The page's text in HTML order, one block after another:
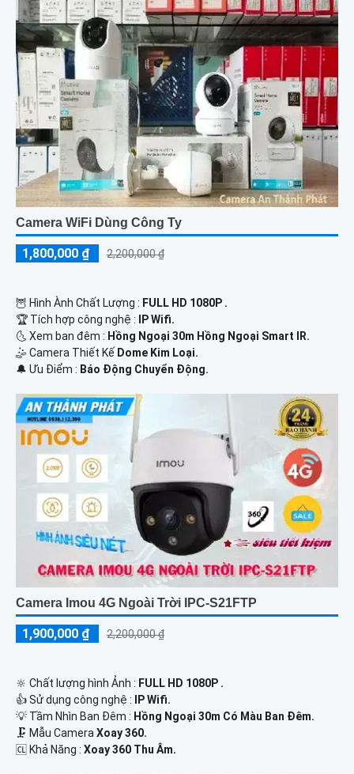
Camera WiFi Dùng Công Ty
1,800,000 ₫ 2,200,000 ₫
🦉 Hình Ành Chất Lượng : FULL HD 1080P .
🏆 Tích hợp công nghệ :
IP Wifi.
🌜 Xem ban đêm : Hồng Ngoại 30m Hồng Ngoại Smart IR.
🤹 Camera Thiết Kế Dome Kim Loại.
️🔔 Ưu Điểm : Báo Động Chuyển Động.
Camera Imou 4G Ngoài Trời IPC-S21FTP
1,900,000 ₫ 2,200,000 ₫
🔆 Chất lượng hình Ảnh : FULL HD 1080P .
👍 Sử dụng công nghệ :
IP Wifi.
💡 Tầm Nhìn Ban Đêm : Hồng Ngoại 30m Có Màu Ban Đêm.
🗜️ Mẫu CameraXoay 360.
️🆑 Khả Năng : Xoay 360 Thu Âm.